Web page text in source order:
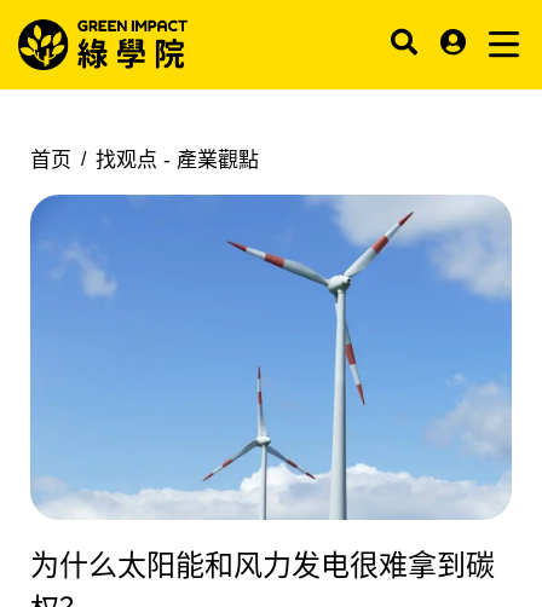
首页 找观点 - 產業觀點
为什么太阳能和风力发电很难拿到碳